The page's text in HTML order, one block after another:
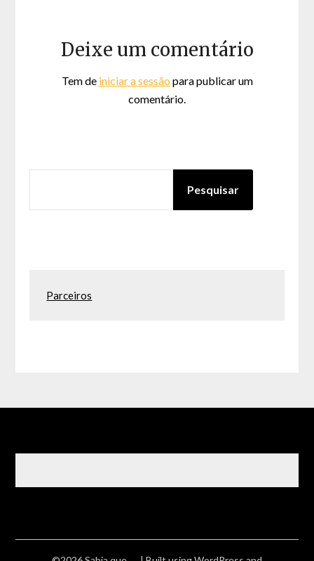
Deixe um comentário
Tem de iniciar a sessão para publicar um
comentário.
Pesquisar
Parceiros